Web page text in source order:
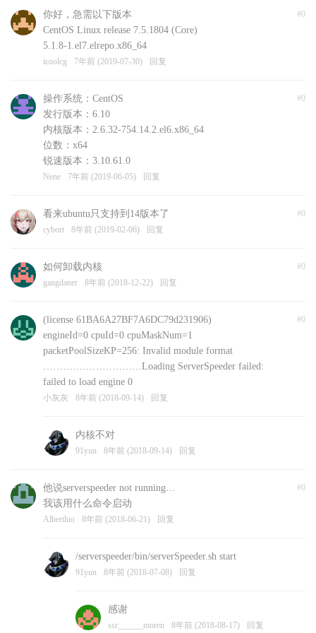
#0
你好，急需以下版本
CentOS Linux release 7.5.1804 (Core)
5.1.8-1.el7.elrepo.x86_64
icoolcg 7年前 (2019-07-30) 回复
#0
操作系统：CentOS
发行版本：6.10
内核版本：2.6.32-754.14.2.el6.x86_64
位数：x64
锐速版本：3.10.61.0
Nene 7年前 (2019-06-05) 回复
#0
看来ubuntu只支持到14版本了
cybort 8年前 (2019-02-06) 回复
#0
如何卸载内核
gangdaner 8年前 (2018-12-22) 回复
#0
(license 61BA6A27BF7A6DC79d231906)
engineId=0 cpuId=0 cpuMaskNum=1
packetPoolSizeKP=256: Invalid module format
…………………………Loading ServerSpeeder failed:
failed to load engine 0
小灰灰 8年前 (2018-09-14) 回复
内核不对
91yun 8年前 (2018-09-14) 回复
#0
他说serverspeeder not running…
我该用什么命令启动
Albertluo 8年前 (2018-06-21) 回复
/serverspeeder/bin/serverSpeeder.sh start
91yun 8年前 (2018-07-08) 回复
感谢
ssr______moren 8年前 (2018-08-17) 回复